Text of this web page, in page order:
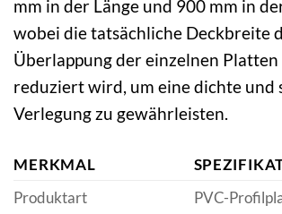
mm in der Länge und 900 mm in
wobei die tatsächliche Deckbreite
Überlappung der einzelnen
reduziert wird, um eine dichte und
Verlegung zu gewährleisten.
MERKMAL
Produktart
PVC-